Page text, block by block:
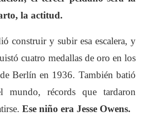
la actitud.
construir y subir esa escalera, y
cuatro medallas de oro en los
Berlín en 1936. También batió
mundo, récords que tardaron
Ese niño era Jesse Owens.